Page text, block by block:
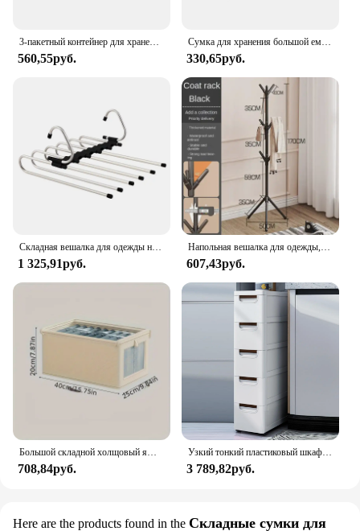
560,55руб.
Сумка для хранения большой емкости, 4/2/1 шт., одеяло, влагостойкий пыленепроницаемый органайзер, пуховое одеяло, сортировочные сумки, сумка для багажа
330,65руб.
1 325,91руб. 607,43руб.
708,84руб.
Узкий тонкий пластиковый шкаф для хранения с 5 ящиками, ящик для хранения с 4 колесами, 5-уровневый ящик, комод, органайзер из белой ткани, шкаф
3 789,82руб.
Here are the products found in the Складные сумки для